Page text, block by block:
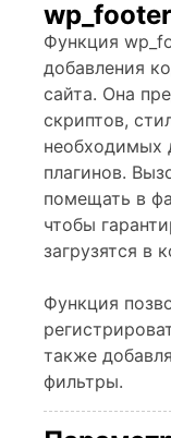
Функция
добавления
сайта. Она
скриптов,
необходимых
плагинов.
помещать в
чтобы
загрузятся в
Функция
также
фильтры.